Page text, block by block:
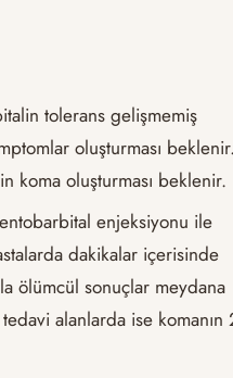
tolerans gelişmemiş
oluşturması
koma oluşturması beklenir.
enjeksiyonu ile
dakikalar içerisinde
ölümcül sonuçlar meydana
alanlarda ise komanın